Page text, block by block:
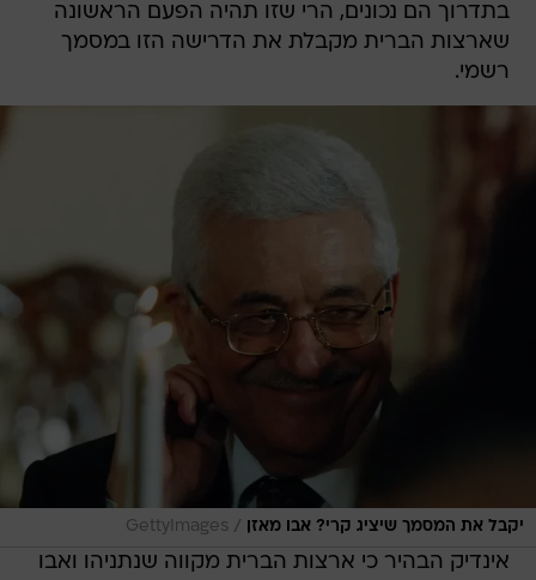
בתדרוך הם נכונים, הרי שזו תהיה הפעם הראשונה
שארצות הברית מקבלת את הדרישה הזו במסמך
רשמי.
יקבל את המסמך שיציג קרי? אבו מאזן /
GettyImages
אינדיק הבהיר כי ארצות הברית מקווה שנתניהו ואבו